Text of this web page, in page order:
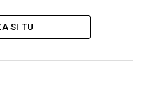
SI TU